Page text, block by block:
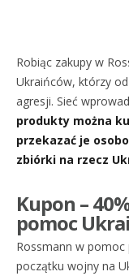
Robiąc zakupy w
Ukraińców, którzy
agresji. Sieć
produkty można
przekazać je
zbiórki na rzecz
Kupon –
pomoc
Rossmann w
początku wojny na